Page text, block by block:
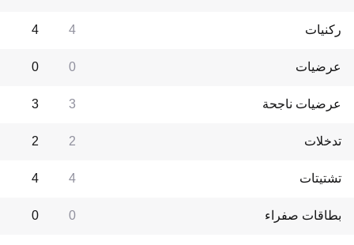
ركنيات 4
4
عرضيات 0
0
عرضيات ناجحة 3
3
تدخلات 2
2
تشتيتات 4
4
بطاقات صفراء 0
0